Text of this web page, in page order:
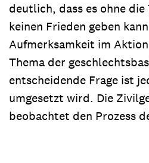
deutlich, dass es ohne die
keinen Frieden geben
Aufmerksamkeit im
Thema der
entscheidende Frage ist
umgesetzt wird. Die
beobachtet den Prozess